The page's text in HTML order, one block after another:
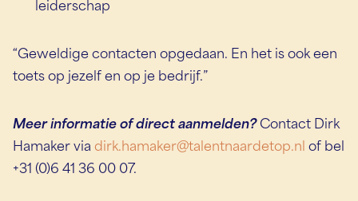
leiderschap
“Geweldige contacten opgedaan. En het is ook een
toets op jezelf en op je bedrijf.”
Meer informatie of direct aanmelden?Contact Dirk
Hamaker via dirk.hamaker@talentnaardetop.nl of bel
+31 (0)6 41 36 00 07.